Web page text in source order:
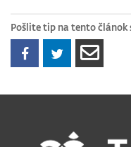
Pošlite tip na tento